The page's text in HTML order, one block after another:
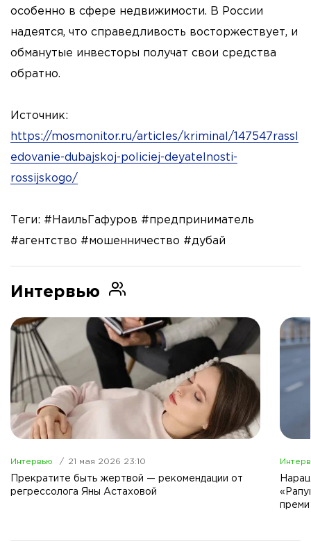
особенно в сфере недвижимости. В России
надеятся, что справедливость восторжествует, и
обманутые инвесторы получат свои средства
обратно.
Источник:
https://mosmonitor.ru/articles/kriminal/147547rassl
edovanie-dubajskoj-policiej-deyatelnosti-
rossijskogo/
Теги: #НаильГафуров #предприниматель
#агентство #мошенничество #дубай
Интервью
Интервью 21 мая 2026 23:10
Прекратите быть жертвой — рекомендации от
регрессолога Яны Астаховой